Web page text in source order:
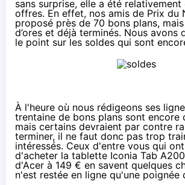
sans surprise, elle a été relativement
offres. En effet, nos amis de Prix du
proposé près de 70 bons plans,
d’ores et déjà terminés. Nous avons
le point surles soldes qui sont
À l'heure où nous rédigeons ses
trentaine de bons plans sont encore
mais certains devraient par contre
terminer, il ne faut donc pas trop
intéressés. Ceux d'entre vous qui
d'acheter la tablette Iconia Tab
d'Acer à 149 € en savent quelques
n'est restée en ligne qu'une poignée